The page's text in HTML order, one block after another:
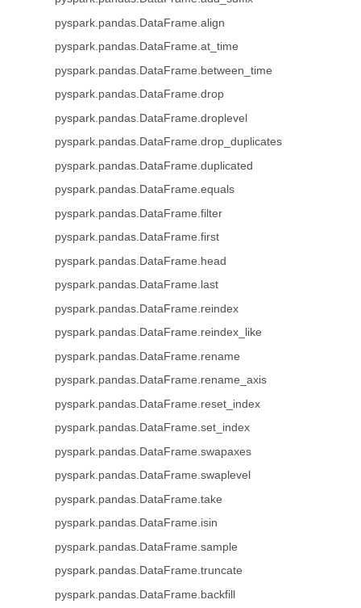
pyspark.pandas.DataFrame.align
pyspark.pandas.DataFrame.at_time
pyspark.pandas.DataFrame.between_time
pyspark.pandas.DataFrame.drop
pyspark.pandas.DataFrame.droplevel
pyspark.pandas.DataFrame.drop_duplicates
pyspark.pandas.DataFrame.duplicated
pyspark.pandas.DataFrame.equals
pyspark.pandas.DataFrame.filter
pyspark.pandas.DataFrame.first
pyspark.pandas.DataFrame.head
pyspark.pandas.DataFrame.last
pyspark.pandas.DataFrame.reindex
pyspark.pandas.DataFrame.reindex_like
pyspark.pandas.DataFrame.rename
pyspark.pandas.DataFrame.rename_axis
pyspark.pandas.DataFrame.reset_index
pyspark.pandas.DataFrame.set_index
pyspark.pandas.DataFrame.swapaxes
pyspark.pandas.DataFrame.swaplevel
pyspark.pandas.DataFrame.take
pyspark.pandas.DataFrame.isin
pyspark.pandas.DataFrame.sample
pyspark.pandas.DataFrame.truncate
pyspark.pandas.DataFrame.backfill